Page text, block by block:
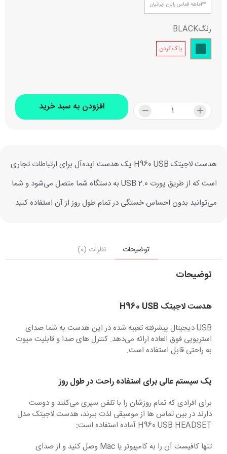
24ماهه الماس رایان ایرانیان
رنگBLACK
پاک کردن
افزودن به سبد خرید
هدست لاجیتک H960 USB یک هدست ایده‌آل برای ارتباطات تجاری
است که از طریق پورت USB 2.0 به دستگاه شما متصل می‌شود و شما
می‌توانید بدون احساس خستگی در تمام طول روز از آن استفاده کنید.
توضیحات نظرات (0)
توضیحات
هدست لاجیتک H960 USB
USB دیجیتال پیشرفته تعبیه شده در این هدست به شما صدای
استریویی فوق العاده ارائه می‌دهد. کنترل های صدا و قابلیت میوت
به راحتی قابل استفاده است.
یک سیستم عالی برای استفاده راحت در طول روز
برای افرادی که تمام روزشان را با تلفن سپری می‌کنند و دوست
دارند در بین تماس ها از موسیقی لذت ببرند، هدست لاجیتک مدل
H960 USB HEADSET آماده استفاده است:
تنها کافیست آن را به کامپیوتر یا Mac وصل کنید و از صدای